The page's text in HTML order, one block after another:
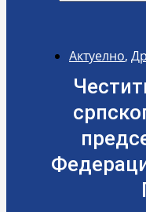
Актуелно,